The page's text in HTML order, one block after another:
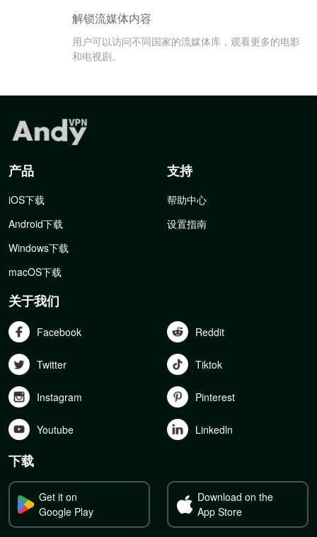
解锁流媒体内容
用户可以访问不同国家的流媒体库，观看更多的电影
和电视剧。
产品
iOS下载
Android下载
Windows下载
macOS下载
支持
帮助中心
设置指南
关于我们
Facebook Reddit
Twitter Tiktok
Instagram Pinterest
Youtube Linkedln
下载
Get it on
Google Play
Download on the
App Store